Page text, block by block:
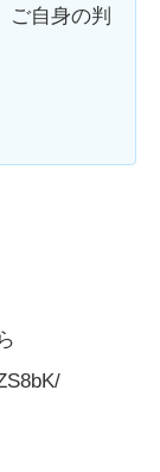
ご自身の判